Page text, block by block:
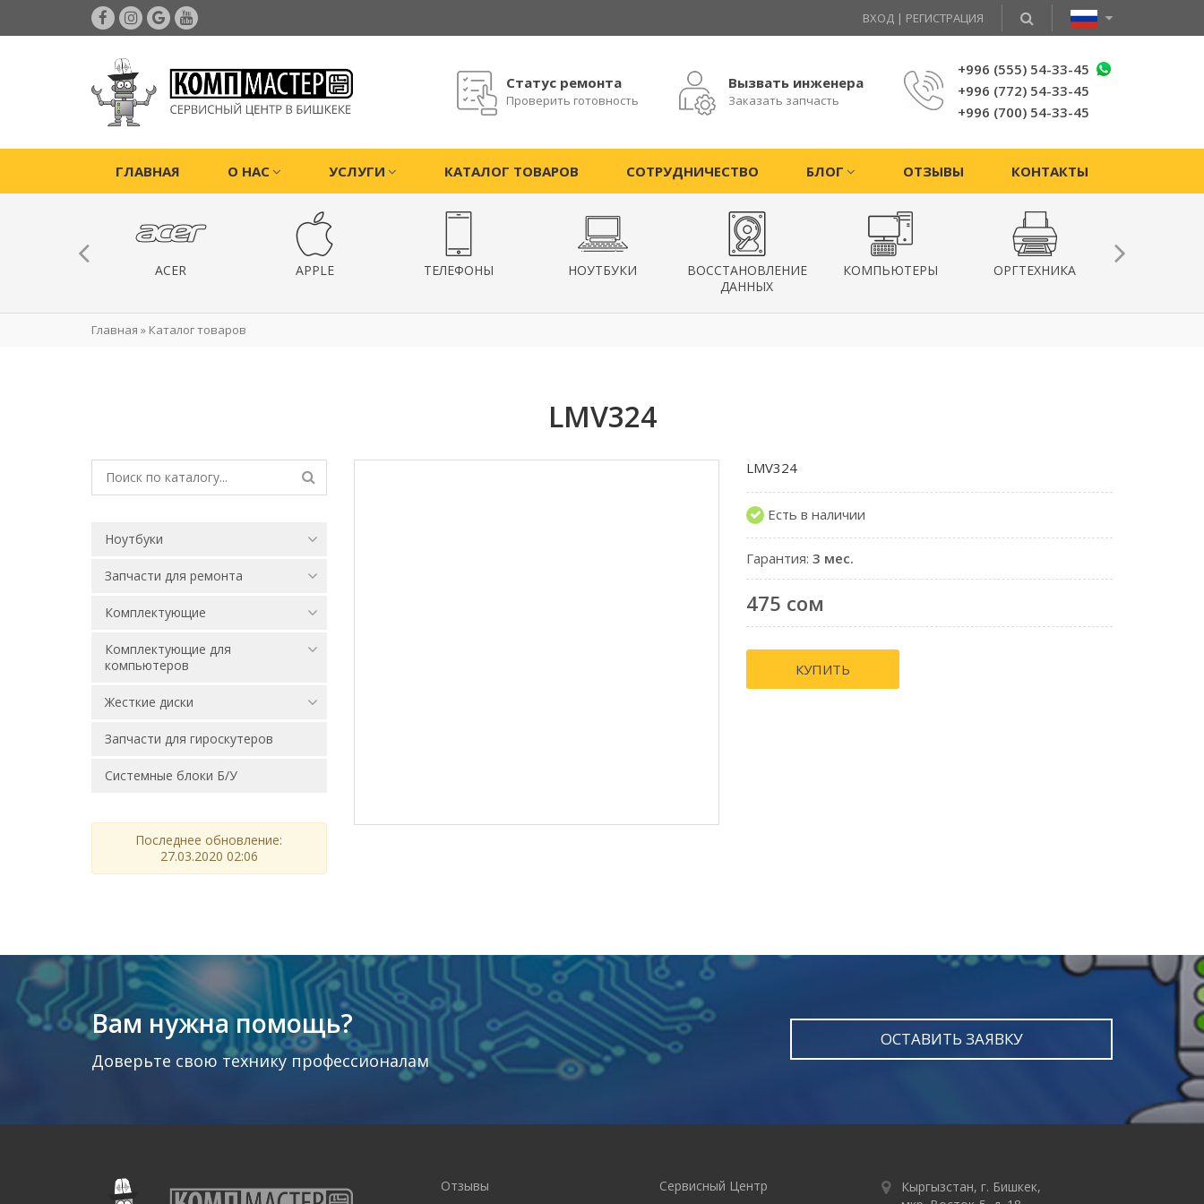
ВХОД | РЕГИСТРАЦИЯ
Статус ремонта
Проверить готовность
Вызвать инженера
Заказать запчасть
+996 (555) 54-33-45
+996 (772) 54-33-45
+996 (700) 54-33-45
ГЛАВНАЯ О НАС УСЛУГИ КАТАЛОГ ТОВАРОВ СОТРУДНИЧЕСТВО БЛОГ ОТЗЫВЫ КОНТАКТЫ
ACER APPLE ТЕЛЕФОНЫ НОУТБУКИ
ВОССТАНОВЛЕНИЕ
ДАННЫХ
КОМПЬЮТЕРЫ ОРГТЕХНИКА
Главная » Каталог товаров
LMV324
Ноутбуки
Запчасти для ремонта
Комплектующие
Комплектующие для
компьютеров
Жесткие диски
Запчасти для гироскутеров
Системные блоки Б/У
Последнее обновление:
27.03.2020 02:06
LMV324
Есть в наличии
Гарантия:3 мес.
475 сом
КУПИТЬ
Вам нужна помощь?
Доверьте свою технику профессионалам
ОСТАВИТЬ ЗАЯВКУ
Отзывы
Сервисный Центр
Кыргызстан, г. Бишкек,